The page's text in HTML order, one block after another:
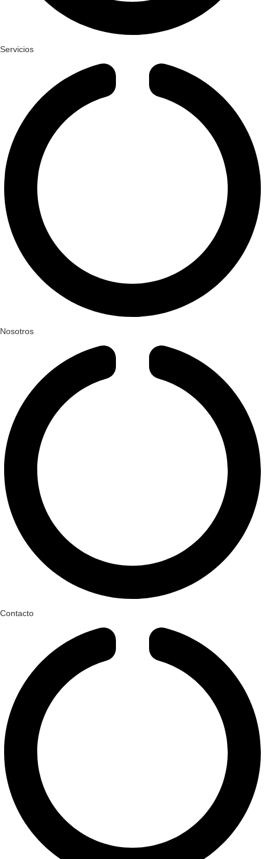
Servicios
Nosotros
Contacto